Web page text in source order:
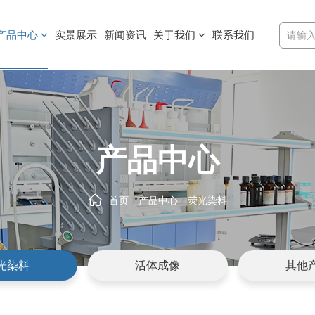
品中心 实景展示 新闻资讯 关于我们 联系我们
产品中心
首页 产品中心 荧光染料
染料 活体成像 其他